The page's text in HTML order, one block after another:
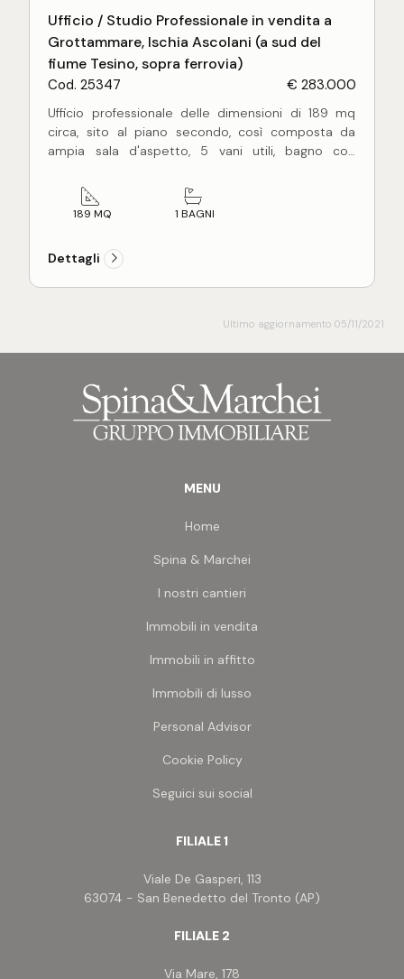
Ufficio / Studio Professionale in vendita a
Grottammare, Ischia Ascolani (a sud del
fiume Tesino, sopra ferrovia)
Cod. 25347 € 283.000
Ufficio professionale delle dimensioni di 189 mq
circa, sito al piano secondo, così composta da
ampia sala d'aspetto, 5 vani utili, bagno con
L'ufficio si presenta in ottime condizioni, con
pavimentazione in monocottura, infissi di buona
completamente a norma, impianto di aria
condizionata, disponibilità appurata di
colleagamento ADSL, bagno a norma. Inserito
perfettamente organizzato con parcheggi per la
189 MQ 1 BAGNI
Dettagli
Ultimo aggiornamento 05/11/2021
MENU
Home
Spina & Marchei
I nostri cantieri
Immobili in vendita
Immobili in affitto
Immobili di lusso
Personal Advisor
Cookie Policy
Seguici sui social
FILIALE 1
Viale De Gasperi, 113
63074 - San Benedetto del Tronto (AP)
FILIALE 2
Via Mare, 178